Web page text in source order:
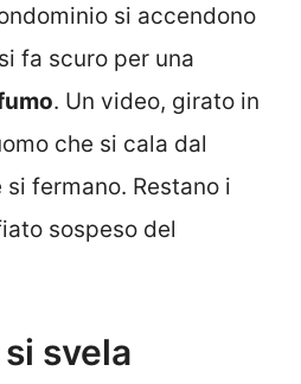
si accendono
fa scuro per una
. Un video, girato in
che si cala dal
fermano. Restano i
sospeso del
svela